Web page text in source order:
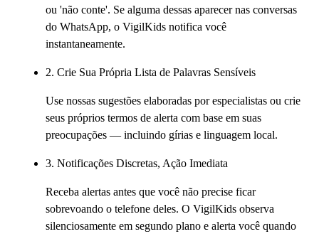
ou 'não conte'. Se alguma dessas aparecer nas conversas
do WhatsApp, o VigilKids notifica você
instantaneamente.
2. Crie Sua Própria Lista de Palavras Sensíveis
Use nossas sugestões elaboradas por especialistas ou crie
seus próprios termos de alerta com base em suas
preocupações — incluindo gírias e linguagem local.
3. Notificações Discretas, Ação Imediata
Receba alertas antes que você não precise ficar
sobrevoando o telefone deles. O VigilKids observa
silenciosamente em segundo plano e alerta você quando